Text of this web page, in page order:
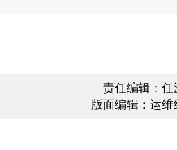
责任编辑：任
版面编辑：运维